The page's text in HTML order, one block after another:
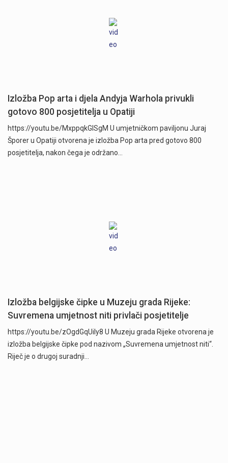
Izložba Pop arta i djela Andyja Warhola privukli
gotovo 800 posjetitelja u Opatiji
https://youtu.be/MxppqkGISgM U umjetničkom paviljonu Juraj
Šporer u Opatiji otvorena je izložba Pop arta pred gotovo 800
posjetitelja, nakon čega je održano…
Izložba belgijske čipke u Muzeju grada Rijeke:
Suvremena umjetnost niti privlači posjetitelje
https://youtu.be/zOgdGqUily8 U Muzeju grada Rijeke otvorena je
izložba belgijske čipke pod nazivom „Suvremena umjetnost niti“.
Riječ je o drugoj suradnji…